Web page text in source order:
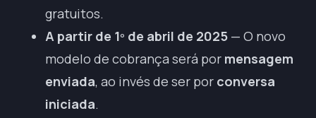
gratuitos.
A partir de 1º de abril de 2025 — O novo
modelo de cobrança será por mensagem
enviada, ao invés de ser por conversa
iniciada.